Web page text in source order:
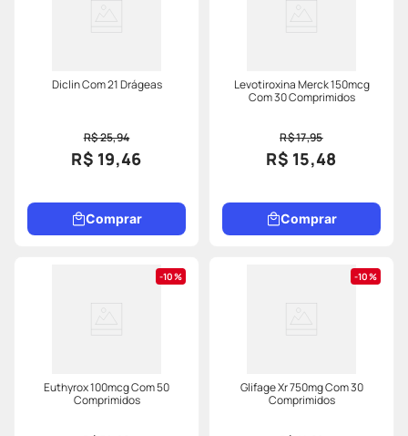
Diclin Com 21 Drágeas
R$ 25,94
R$ 19,46
Comprar
Levotiroxina Merck 150mcg
Com 30 Comprimidos
R$ 17,95
R$ 15,48
Comprar
10%
Euthyrox 100mcg Com 50
Comprimidos
10%
Glifage Xr 750mg Com 30
Comprimidos